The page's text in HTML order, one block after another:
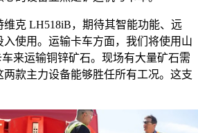
克 LH518iB，期待其智能功能、远
使用。运输卡车方面，我们将使用山
来运输铜锌矿石。现场有大量矿石需
款主力设备能够胜任所有工况。这支